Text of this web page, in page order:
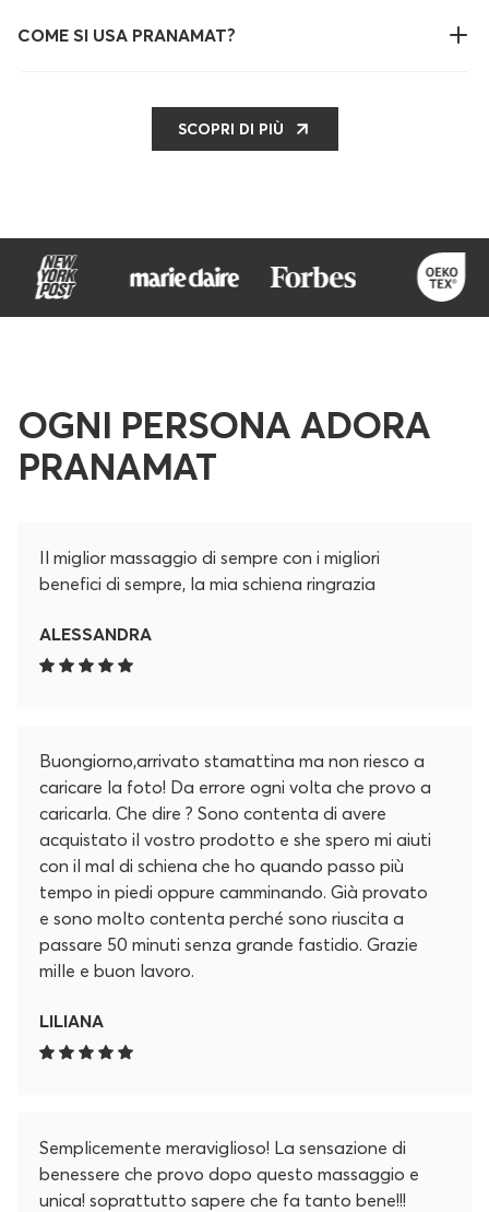
COME SI USA PRANAMAT?
SCOPRI DI PIÙ
OGNI PERSONA ADORA
PRANAMAT
Il miglior massaggio di sempre con i migliori
benefici di sempre, la mia schiena ringrazia
ALESSANDRA
Buongiorno,arrivato stamattina ma non riesco a
caricare la foto! Da errore ogni volta che provo a
caricarla. Che dire ? Sono contenta di avere
acquistato il vostro prodotto e she spero mi aiuti
con il mal di schiena che ho quando passo più
tempo in piedi oppure camminando. Già provato
e sono molto contenta perché sono riuscita a
passare 50 minuti senza grande fastidio. Grazie
mille e buon lavoro.
LILIANA
Semplicemente meraviglioso! La sensazione di
benessere che provo dopo questo massaggio e
unica! soprattutto sapere che fa tanto bene!!!